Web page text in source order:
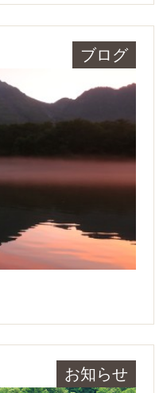
ブログ
お知らせ